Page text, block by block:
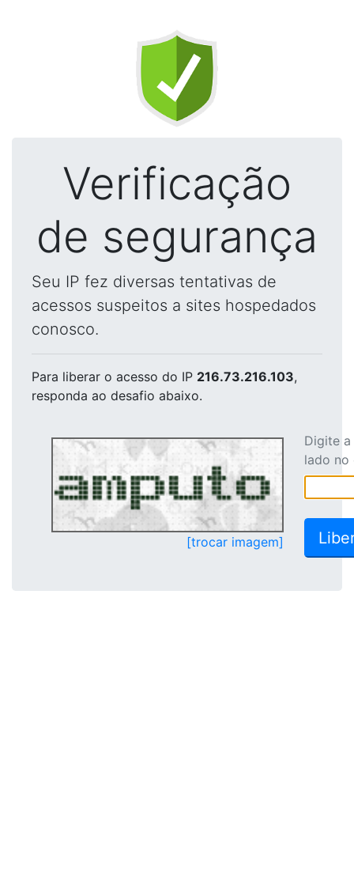
Verificação
de segurança
Seu IP fez diversas tentativas de
acessos suspeitos a sites hospedados
conosco.
Para liberar o acesso do IP 216.73.216.103,
responda ao desafio abaixo.
[trocar imagem]
Digite
lado no